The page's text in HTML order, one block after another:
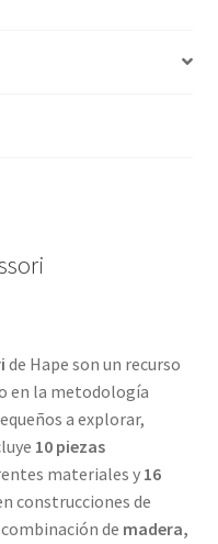
de Hape son un recurso
en la metodología
a explorar,
10 piezas
materiales y 16
construcciones de
de madera,